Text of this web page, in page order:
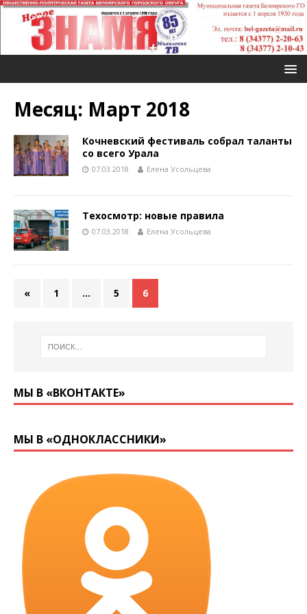
Месяц: Март 2018
Кочневский фестиваль собрал таланты
со всего Урала
07.03.2018 Елена Усольцева
Техосмотр: новые правила
07.03.2018 Елена Усольцева
« 1 … 5 6
МЫ В «ВКОНТАКТЕ»
МЫ В «ОДНОКЛАССНИКИ»